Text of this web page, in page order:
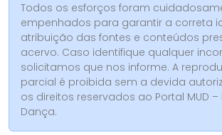
Todos os esforços foram
empenhados para garantir a correta
atribuição das fontes e conteúdos
acervo. Caso identifique qualquer
solicitamos que nos informe. A
parcial é proibida sem a devida
os direitos reservados ao Portal MUD –
Dança.